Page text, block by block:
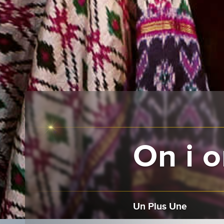
On i
Un Plus Une